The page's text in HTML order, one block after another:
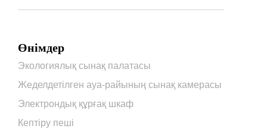
Өнімдер
Экологиялық сынақ палатасы
Жеделдетілген ауа-райының сынақ камерасы
Электрондық құрғақ шкаф
Кептіру пеші